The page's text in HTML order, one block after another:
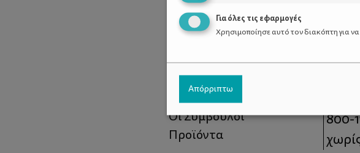
Χρήσιμοι Σύνδεσμοι
Τι είναι το ΔΕΛΤΑ moms
Οι Σύμβουλοι
Προϊόντα
800-
Για όλες τις εφαρμογές
Χρησιμοποίησε αυτό τον διακόπτη για
Απόρριπτω